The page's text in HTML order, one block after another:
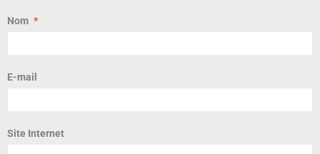
Nom
E-mail
Site Internet